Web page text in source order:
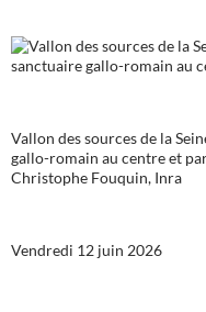
Vallon des sources de la
gallo-romain au centre et
Christophe Fouquin, Inra
Vendredi 12 juin 2026